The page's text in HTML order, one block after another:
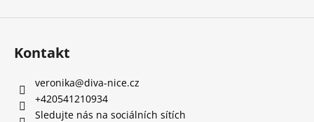
Kontakt
veronika@diva-nice.cz
+420541210934
Sledujte nás na sociálních sítích